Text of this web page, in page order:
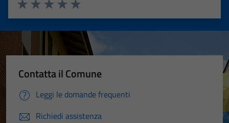
Valuta 5 stelle su 5
Valuta 4 stelle su 5
Valuta 3 stelle su 5
Valuta 2 stelle su 5
Valuta 1 stelle su 5
Contatta il Comune
Leggi le domande frequenti
Richiedi assistenza